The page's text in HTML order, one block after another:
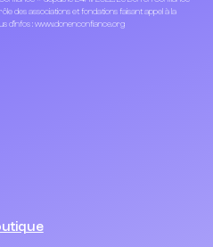
des associations et fondations faisant appel à la
d’infos : www.donenconfiance.org